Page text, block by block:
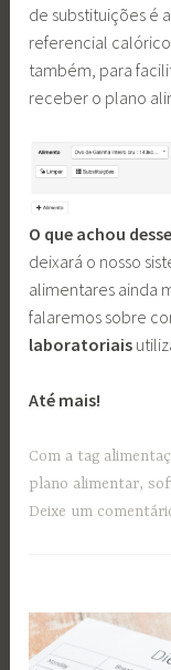
de substituições é
referencial
também, para
receber o plano
O que achou
deixará o nosso
alimentares ainda
falaremos sobre
laboratoriais
Até mais!
Com a tag
plano alimentar,
Deixe um